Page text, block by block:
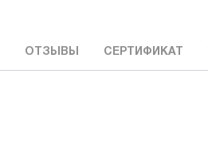
ОТЗЫВЫ СЕРТИФИКАТ